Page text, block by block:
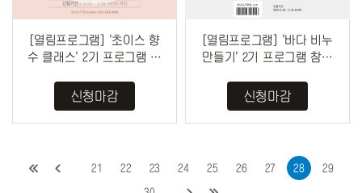
[열림프로그램] '초이스 향
수 클래스' 2기 프로그램 참
신청마감
[열림프로그램] '바다 비누
만들기' 2기 프로그램 참여
신청마감
21 22 23 24 25 26 27 28 29